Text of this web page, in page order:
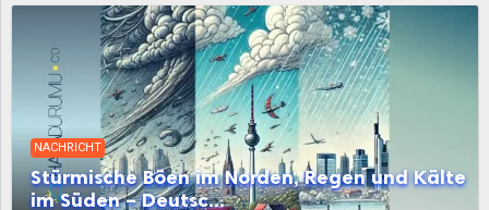
Bachem Ballern Ballweiler
Baltersweiler Bardenbach Bayerisch Kohlhof
Beaumarais Bebelsheim Beckingen
Bedersdorf Beeden Bergen
NACHRICHT
Stürmische Böen im Norden, Regen und Kälte
im Süden – Deutsc...